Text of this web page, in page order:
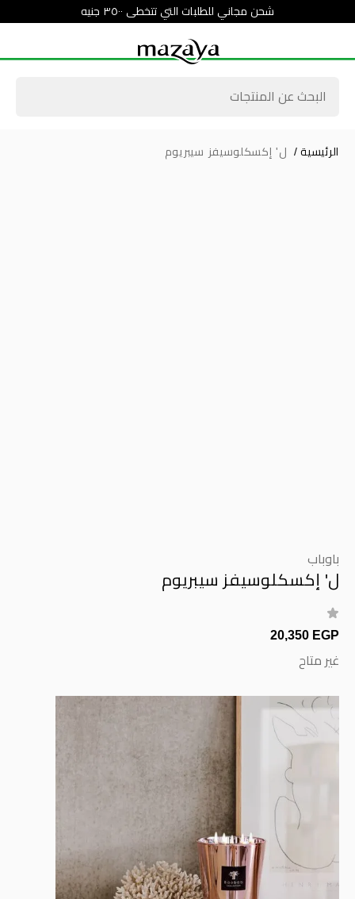
شحن مجاني للطلبات التي تتخطى ٣٥٠٠ جنيه
الرئيسية / ل' إكسكلوسيفز سيبريوم
باوباب
ل' إكسكلوسيفز سيبريوم
20,350 EGP
غير متاح